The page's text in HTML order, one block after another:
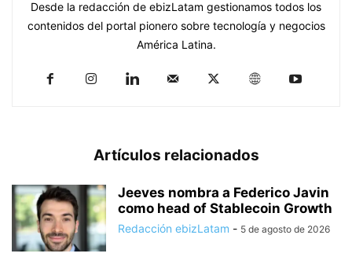
Desde la redacción de ebizLatam gestionamos todos los
contenidos del portal pionero sobre tecnología y negocios
América Latina.
Artículos relacionados
Jeeves nombra a Federico Javin
como head of Stablecoin Growth
Redacción ebizLatam - 5 de agosto de 2026